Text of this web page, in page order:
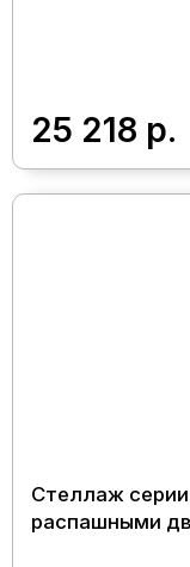
25 218 р.
Стеллаж
распашными